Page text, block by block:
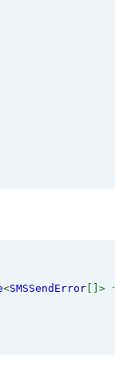
<SMSSendError[]> {